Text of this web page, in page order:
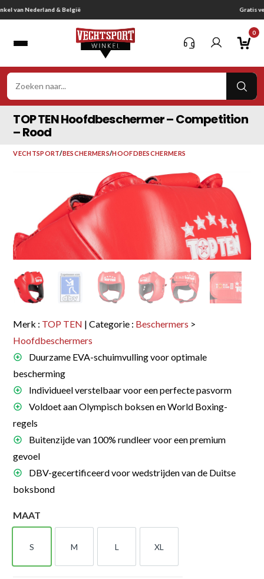
Ga
naar
0
TOP TEN Hoofdbeschermer – Competition
– Rood
VECHTSPORT/BESCHERMERS/HOOFDBESCHERMERS
Merk : TOP TEN | Categorie : Beschermers >
Hoofdbeschermers
Duurzame EVA-schuimvulling voor optimale
bescherming
Individueel verstelbaar voor een perfecte pasvorm
Voldoet aan Olympisch boksen en World Boxing-
regels
Buitenzijde van 100% rundleer voor een premium
gevoel
DBV-gecertificeerd voor wedstrijden van de Duitse
boksbond
MAAT
S
S
M
M
L
L
XL
XL